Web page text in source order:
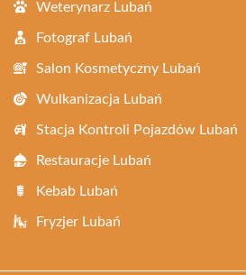
Weterynarz Lubań
Fotograf Lubań
Salon Kosmetyczny Lubań
Wulkanizacja Lubań
Stacja Kontroli Pojazdów Lubań
Restauracje Lubań
Kebab Lubań
Fryzjer Lubań